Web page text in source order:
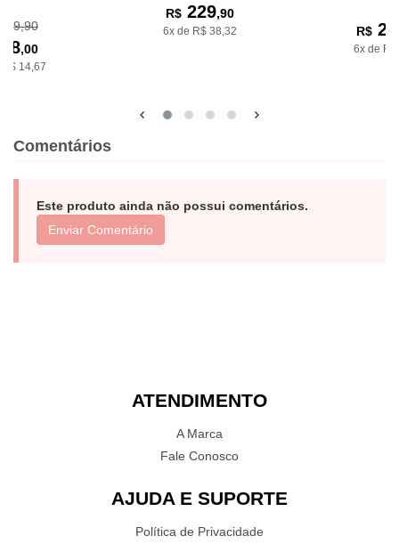
,00
14,67
R$229,90
6x de R$ 38,32 R$
6x de
Comentários
Este produto ainda não possui comentários.
Enviar Comentário
ATENDIMENTO
A Marca
Fale Conosco
AJUDA E SUPORTE
Política de Privacidade